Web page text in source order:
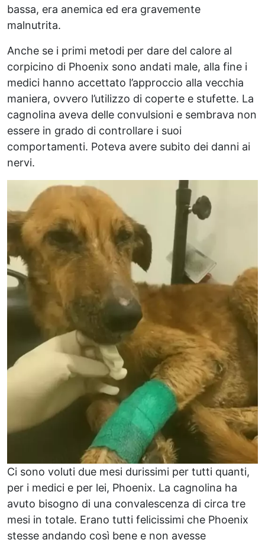
bassa, era anemica ed era gravemente
malnutrita.
Anche se i primi metodi per dare del calore al
corpicino di Phoenix sono andati male, alla fine i
medici hanno accettato l’approccio alla vecchia
maniera, ovvero l’utilizzo di coperte e stufette. La
cagnolina aveva delle convulsioni e sembrava non
essere in grado di controllare i suoi
comportamenti. Poteva avere subito dei danni ai
nervi.
Ci sono voluti due mesi durissimi per tutti quanti,
per i medici e per lei, Phoenix. La cagnolina ha
avuto bisogno di una convalescenza di circa tre
mesi in totale. Erano tutti felicissimi che Phoenix
stesse andando così bene e non avesse